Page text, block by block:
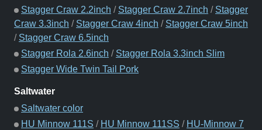
Stagger Craw 2.2inch / Stagger Craw 2.7inch / Stagger
Craw 3.3inch / Stagger Craw 4inch / Stagger Craw 5inch
/ Stagger Craw 6.5inch
Stagger Rola 2.6inch / Stagger Rola 3.3inch Slim
Stagger Wide Twin Tail Pork
Saltwater
Saltwater color
HU Minnow 111S / HU Minnow 111SS / HU-Minnow 7